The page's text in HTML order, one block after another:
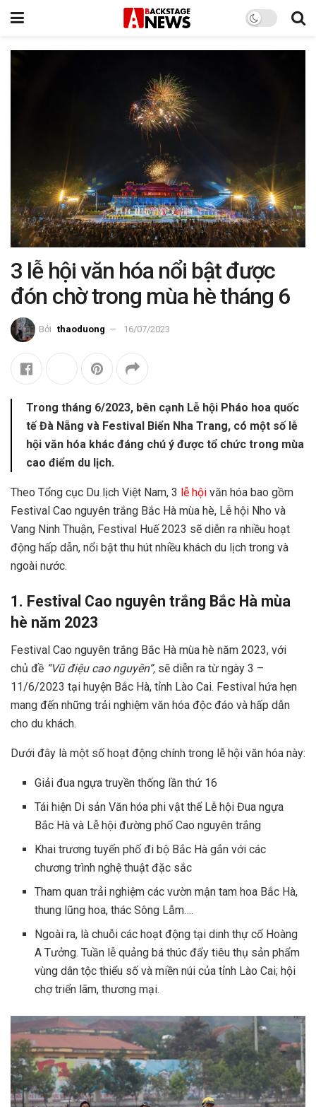
3 lễ hội văn hóa nổi bật được
đón chờ trong mùa hè tháng 6
Bởi thaoduong 16/07/2023
Trong tháng 6/2023, bên cạnh Lễ hội Pháo hoa quốc
tế Đà Nẵng và Festival Biển Nha Trang, có một số lễ
hội văn hóa khác đáng chú ý được tổ chức trong mùa
cao điểm du lịch.
Theo Tổng cục Du lịch Việt Nam, 3 lễ hội văn hóa bao gồm
Festival Cao nguyên trắng Bắc Hà mùa hè, Lễ hội Nho và
Vang Ninh Thuận, Festival Huế 2023 sẽ diễn ra nhiều hoạt
động hấp dẫn, nổi bật thu hút nhiều khách du lịch trong và
ngoài nước.
1. Festival Cao nguyên trắng Bắc Hà mùa
hè năm 2023
Festival Cao nguyên trắng Bắc Hà mùa hè năm 2023, với
chủ đề “Vũ điệu cao nguyên”, sẽ diễn ra từ ngày 3 –
11/6/2023 tại huyện Bắc Hà, tỉnh Lào Cai. Festival hứa hẹn
mang đến những trải nghiệm văn hóa độc đáo và hấp dẫn
cho du khách.
Dưới đây là một số hoạt động chính trong lễ hội văn hóa này:
Giải đua ngựa truyền thống lần thứ 16
Tái hiện Di sản Văn hóa phi vật thể Lễ hội Đua ngựa
Bắc Hà và Lễ hội đường phố Cao nguyên trắng
Khai trương tuyến phố đi bộ Bắc Hà gắn với các
chương trình nghệ thuật đặc sắc
Tham quan trải nghiệm các vườn mận tam hoa Bắc Hà,
thung lũng hoa, thác Sông Lẫm….
Ngoài ra, là chuỗi các hoạt động tại dinh thự cổ Hoàng
A Tưởng. Tuần lễ quảng bá thúc đẩy tiêu thụ sản phẩm
vùng dân tộc thiểu số và miền núi của tỉnh Lào Cai; hội
chợ triển lãm, thương mại.